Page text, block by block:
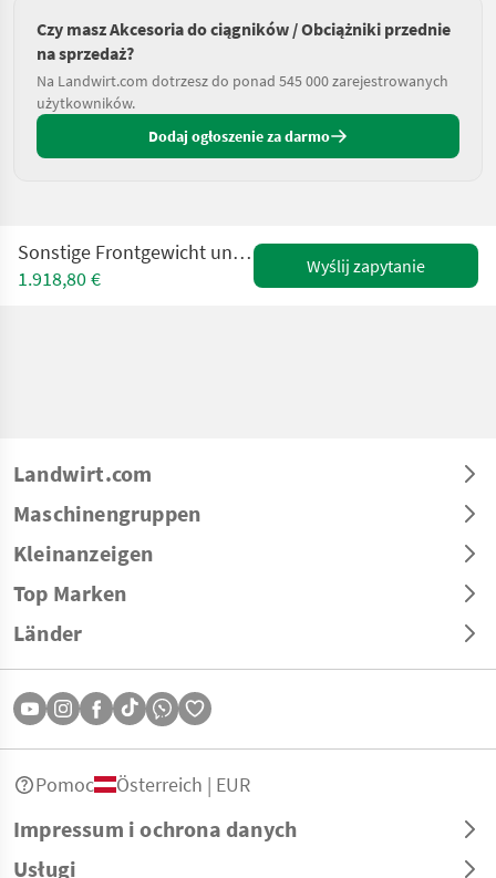
Czy masz Akcesoria do ciągników / Obciążniki przednie
na sprzedaż?
Na Landwirt.com dotrzesz do ponad 545 000 zarejestrowanych
użytkowników.
Dodaj ogłoszenie za darmo
Sonstige Frontgewicht universal 600kg-2400kg DIREKT VOM H
1.918,80 €
Wyślij zapytanie
Landwirt.com
Maschinengruppen
Kleinanzeigen
Top Marken
Länder
Impressum i ochrona danych
Usługi
Pomoc Österreich | EUR